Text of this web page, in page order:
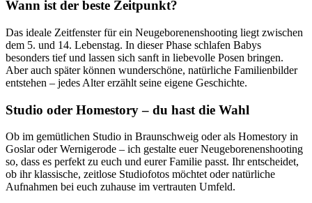
Wann ist der beste Zeitpunkt?
Das ideale Zeitfenster für ein Neugeborenenshooting liegt zwischen
dem 5. und 14. Lebenstag. In dieser Phase schlafen Babys
besonders tief und lassen sich sanft in liebevolle Posen bringen.
Aber auch später können wunderschöne, natürliche Familienbilder
entstehen – jedes Alter erzählt seine eigene Geschichte.
Studio oder Homestory – du hast die Wahl
Ob im gemütlichen Studio in Braunschweig oder als Homestory in
Goslar oder Wernigerode – ich gestalte euer Neugeborenenshooting
so, dass es perfekt zu euch und eurer Familie passt. Ihr entscheidet,
ob ihr klassische, zeitlose Studiofotos möchtet oder natürliche
Aufnahmen bei euch zuhause im vertrauten Umfeld.